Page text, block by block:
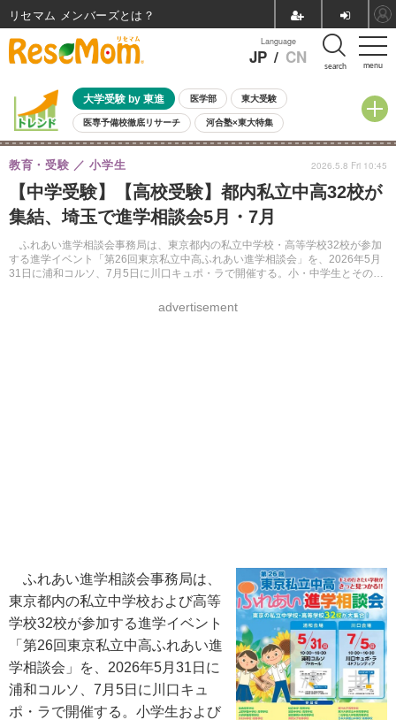
menu
Language
JP / CN search
大学受験 by 東進 医学部 東大受験
医専予備校徹底リサーチ 河合塾×東大特集
親子で考える大学選び 高校受験 中学受験 小学校受験
共通テスト 夏休み
8月開催イベント・WS 全国公立高校 過去問 人気記事
自由研究教材（小学生向け） 自由研究教材（中学生向け）
【中学受験】【高校受験】都内私立中高32校が
集結、埼玉で進学相談会5月・7月
ふれあい進学相談会事務局は、東京都内の私立中学校・高等学校32校が参加
する進学イベント「第26回東京私立中高ふれあい進学相談会」を、2026年5月
31日に浦和コルソ、7月5日に川口キュポ・ラで開催する。小・中学生とその保
教育・受験 小学生
advertisement
2026.5.8 Fri 10:45
ふれあい進学相談会事務局は、
東京都内の私立中学校および高等
学校32校が参加する進学イベント
「第26回東京私立中高ふれあい進
学相談会」を、2026年5月31日に
浦和コルソ、7月5日に川口キュ
ポ・ラで開催する。小学生および
リセマム メンバーズ